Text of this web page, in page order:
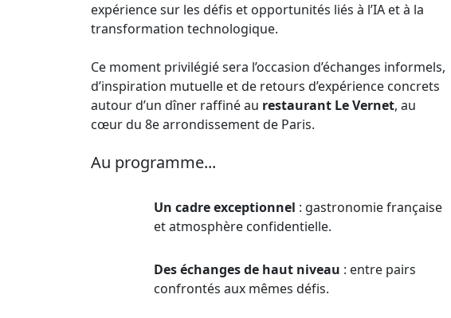
expérience sur les défis et opportunités liés à l’IA et à la
transformation technologique.
Ce moment privilégié sera l’occasion d’échanges informels,
d’inspiration mutuelle et de retours d’expérience concrets
autour d’un dîner raffiné au restaurant Le Vernet, au
cœur du 8e arrondissement de Paris.
Au programme...
Un cadre exceptionnel : gastronomie française
et atmosphère confidentielle.
Des échanges de haut niveau : entre pairs
confrontés aux mêmes défis.